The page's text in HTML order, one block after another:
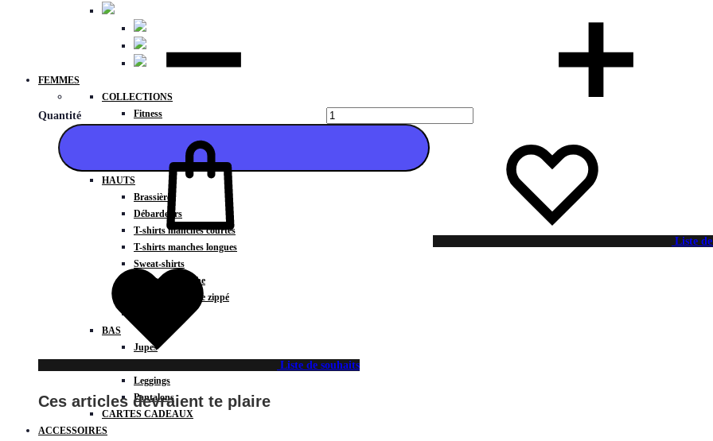
FEMMES
COLLECTIONS
Fitness
HAUTS
Brassières
Débardeurs
T-shirts manches courtes
T-shirts manches longues
Sweat-shirts
Sweats à capuche
Sweats à capuche zippé
BAS
Jupes
Leggings
Pantalons
CARTES CADEAUX
ACCESSOIRES
Quantité
Liste
Liste de souhaits
Ces articles devraient te plaire